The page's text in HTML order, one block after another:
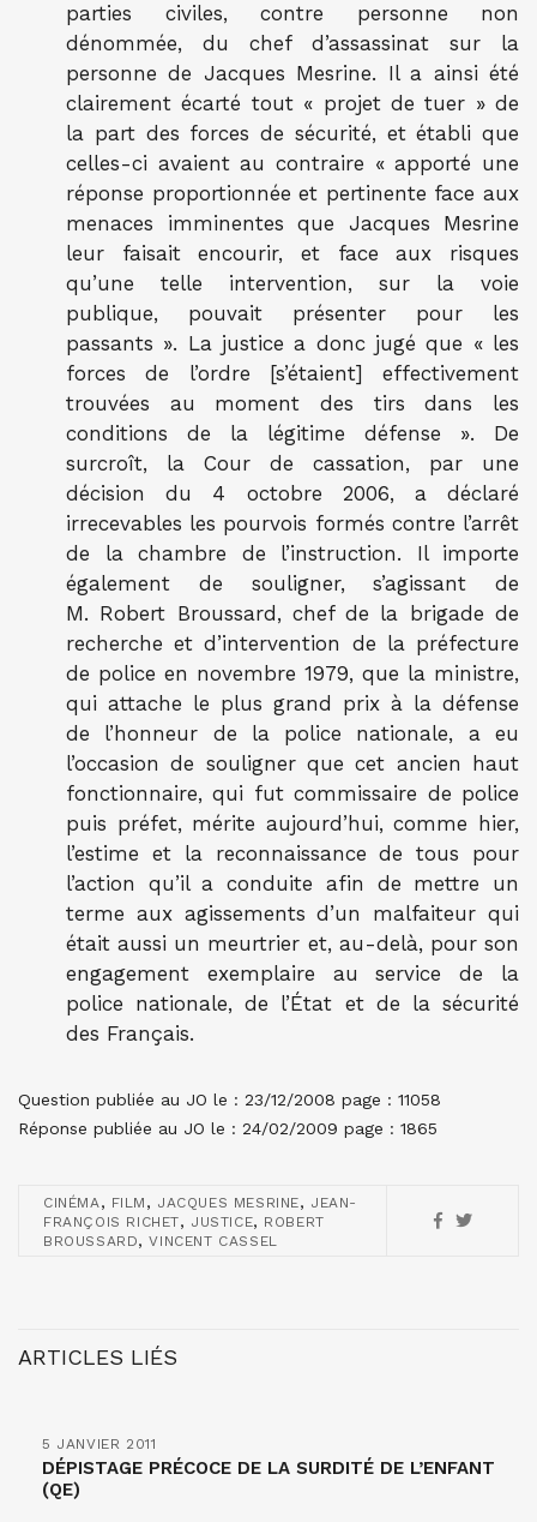
parties civiles, contre personne non
dénommée, du chef d’assassinat sur la
personne de Jacques Mesrine. Il a ainsi été
clairement écarté tout « projet de tuer » de
la part des forces de sécurité, et établi que
celles-ci avaient au contraire « apporté une
réponse proportionnée et pertinente face aux
menaces imminentes que Jacques Mesrine
leur faisait encourir, et face aux risques
qu’une telle intervention, sur la voie
publique, pouvait présenter pour les
passants ». La justice a donc jugé que « les
forces de l’ordre [s’étaient] effectivement
trouvées au moment des tirs dans les
conditions de la légitime défense ». De
surcroît, la Cour de cassation, par une
décision du 4 octobre 2006, a déclaré
irrecevables les pourvois formés contre l’arrêt
de la chambre de l’instruction. Il importe
également de souligner, s’agissant de
M. Robert Broussard, chef de la brigade de
recherche et d’intervention de la préfecture
de police en novembre 1979, que la ministre,
qui attache le plus grand prix à la défense
de l’honneur de la police nationale, a eu
l’occasion de souligner que cet ancien haut
fonctionnaire, qui fut commissaire de police
puis préfet, mérite aujourd’hui, comme hier,
l’estime et la reconnaissance de tous pour
l’action qu’il a conduite afin de mettre un
terme aux agissements d’un malfaiteur qui
était aussi un meurtrier et, au-delà, pour son
engagement exemplaire au service de la
police nationale, de l’État et de la sécurité
des Français.
Question publiée au JO le : 23/12/2008 page : 11058
Réponse publiée au JO le : 24/02/2009 page : 1865
CINÉMA, FILM , JACQUES MESRINE, JEAN-
FRANÇOIS RICHET, JUSTICE, ROBERT
BROUSSARD,VINCENT CASSEL
ARTICLES LIÉS
5 JANVIER 2011
DÉPISTAGE PRÉCOCE DE LA SURDITÉ DE L’ENFANT
(QE)